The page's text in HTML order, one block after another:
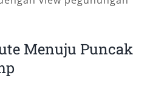
Menuju Puncak